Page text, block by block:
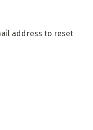
address to reset